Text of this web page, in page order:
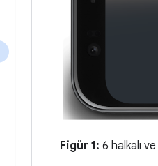
Figür 1: 6 halkalı